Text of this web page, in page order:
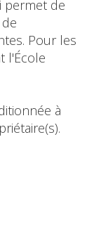
permet de
Pour les
l'École
à